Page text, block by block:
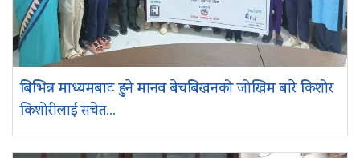
बिभिन्न माध्यमबाट हुने मानव बेचबिखनको जोखिम बारे किशोर
किशोरीलाई सचेत...